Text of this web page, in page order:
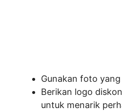
Gunakan foto
Berikan logo
untuk menarik